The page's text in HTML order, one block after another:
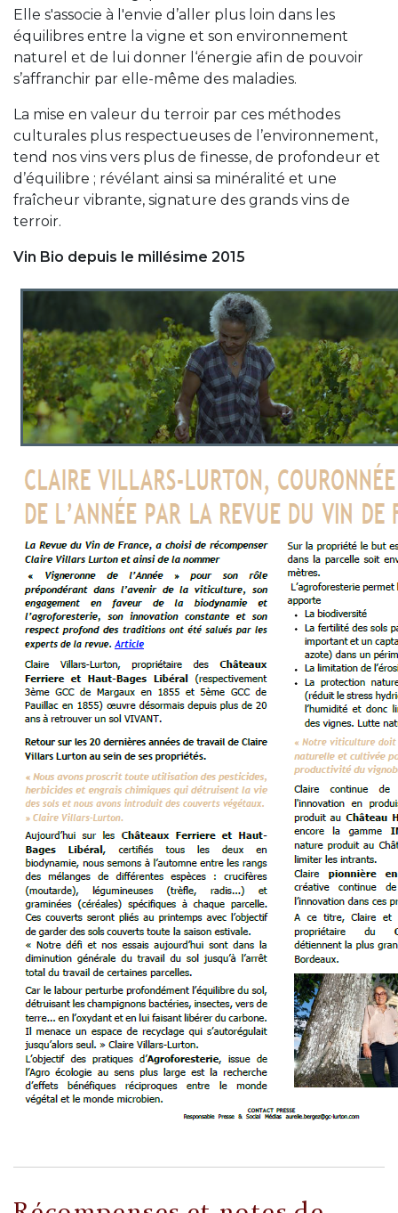
Elle s'associe à l'envie d’aller plus loin dans les
équilibres entre la vigne et son environnement
naturel et de lui donner l‘énergie afin de pouvoir
s’affranchir par elle-même des maladies.
La mise en valeur du terroir par ces méthodes
culturales plus respectueuses de l’environnement,
tend nos vins vers plus de finesse, de profondeur et
d’équilibre ; révélant ainsi sa minéralité et une
fraîcheur vibrante, signature des grands vins de
terroir.
Vin Bio depuis le millésime 2015